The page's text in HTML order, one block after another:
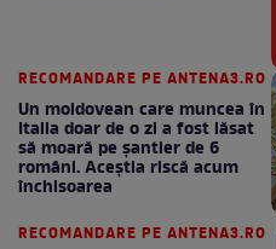
RECOMANDARE PE ANTENA3.RO
Un moldovean care muncea în
Italia doar de o zi a fost lăsat
să moară pe şantier de 6
români. Aceștia riscă acum
închisoarea
RECOMANDARE PE ANTENA3.RO